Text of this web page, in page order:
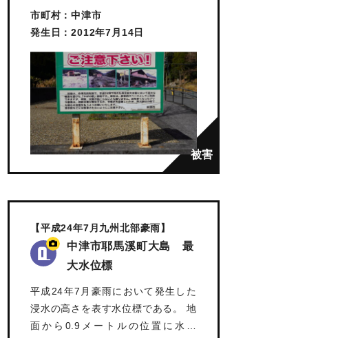
市町村：中津市
発生日：2012年7月14日
【平成24年7月九州北部豪雨】
中津市耶馬溪町大島 最
大水位標
平成24年7月豪雨において発生した
浸水の高さを表す水位標である。 地
面から0.9メートルの位置に水位